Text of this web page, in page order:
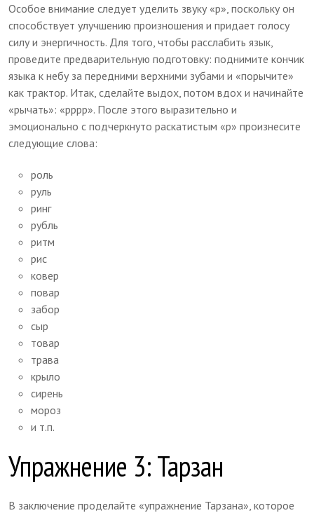
Особое внимание следует уделить звуку «р», поскольку он
способствует улучшению произношения и придает голосу
силу и энергичность. Для того, чтобы расслабить язык,
проведите предварительную подготовку: поднимите кончик
языка к небу за передними верхними зубами и «порычите»
как трактор. Итак, сделайте выдох, потом вдох и начинайте
«рычать»: «рррр». После этого выразительно и
эмоционально с подчеркнуто раскатистым «р» произнесите
следующие слова:
роль
руль
ринг
рубль
ритм
рис
ковер
повар
забор
сыр
товар
трава
крыло
сирень
мороз
и т.п.
Упражнение 3: Тарзан
В заключение проделайте «упражнение Тарзана», которое